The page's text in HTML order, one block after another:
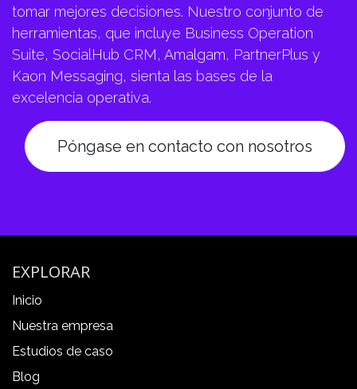
tomar mejores decisiones. Nuestro conjunto de
herramientas, que incluye Business Operation
Suite, SocialHub CRM, Amalgam, PartnerPlus y
Kaon Messaging, sienta las bases de la
excelencia operativa.
Póngase en contacto con nosotros
EXPLORAR
Inicio
Nuestra empresa
Estudios de caso
Blog